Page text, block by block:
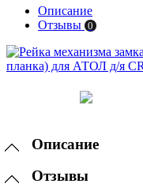
Описание
Отзывы 0
Описание
Отзывы